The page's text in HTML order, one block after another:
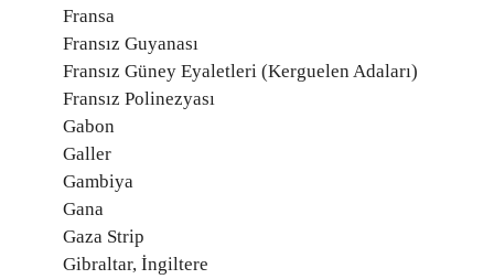
Fransa
Fransız Guyanası
Fransız Güney Eyaletleri (Kerguelen Adaları)
Fransız Polinezyası
Gabon
Galler
Gambiya
Gana
Gaza Strip
Gibraltar, İngiltere